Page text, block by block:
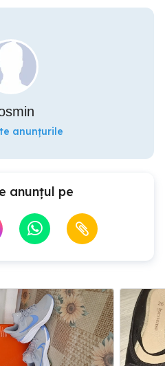
anunțurile
anunțul pe